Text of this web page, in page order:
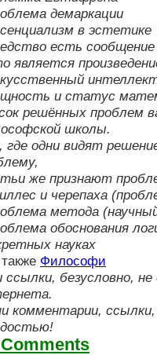
демаркации
в эстетике
есть сообщение
является
и статус
решённых проблем
школы.
где одни видят
же признают
и черепаха
метода
обоснования
науках
Философи
безусловно,
комментарии,